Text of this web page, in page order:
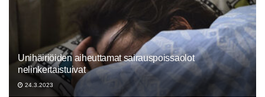
Unihäiriöiden aiheuttamat sairauspoissaolot
nelinkertaistuivat
24.3.2023